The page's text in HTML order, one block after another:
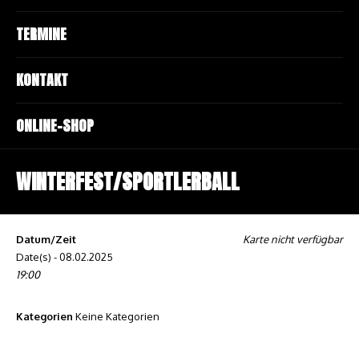
TERMINE
KONTAKT
ONLINE-SHOP
WINTERFEST/SPORTLERBALL
Karte nicht verfügbar
Datum/Zeit
Date(s) - 08.02.2025
19:00
Kategorien Keine Kategorien